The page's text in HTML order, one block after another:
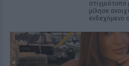
μίλησε
ενδεχόμενο